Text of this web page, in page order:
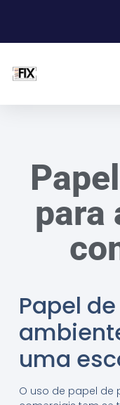
para
Papel
uma
O uso de papel de